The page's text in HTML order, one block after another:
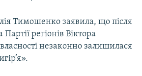
Тимошенко заявила, що пiсля
Партiї регiонiв Вiктора
незаконно залишилася